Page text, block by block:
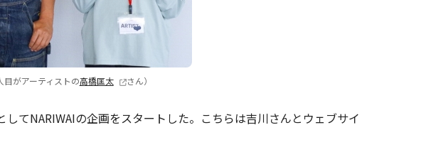
目がアーティストの高橋匡太 さん）
てNARIWAIの企画をスタートした。こちらは吉川さんとウェブサイ